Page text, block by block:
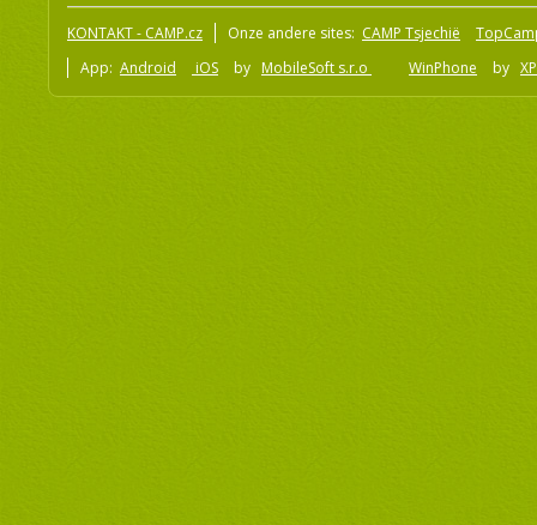
KONTAKT - CAMP.cz Onze andere sites: CAMP Tsjechië
App: Android iOS by MobileSoft s.r.o WinPhone by